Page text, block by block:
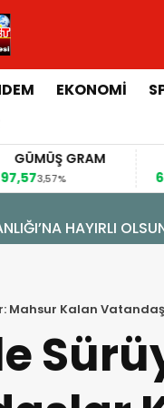
EKONOMİ
BITCOIN
TAPU SORUNU
Mahsur Kalan